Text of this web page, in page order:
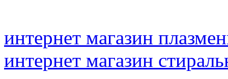
интернет магазин
интернет магазин